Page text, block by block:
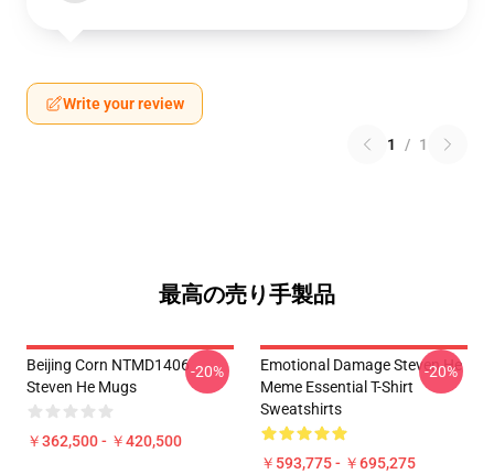
Write your review
1 / 1
最高の売り手製品
Beijing Corn NTMD1406
Steven He Mugs
￥362,500 - ￥420,500
-20%
Emotional Damage Steven He
Meme Essential T-Shirt
Sweatshirts
￥593,775 - ￥695,275
-20%